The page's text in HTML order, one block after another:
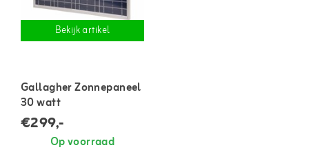
Bekijk artikel
Gallagher Zonnepaneel
30 watt
€299,-
Op voorraad